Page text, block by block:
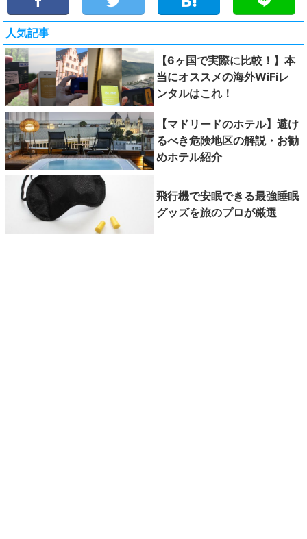
人気記事
【6ヶ国で実際に比較！】本
当にオススメの海外WiFiレ
ンタルはこれ！
【マドリードのホテル】避け
るべき危険地区の解説・お勧
めホテル紹介
飛行機で安眠できる最強睡眠
グッズを旅のプロが厳選